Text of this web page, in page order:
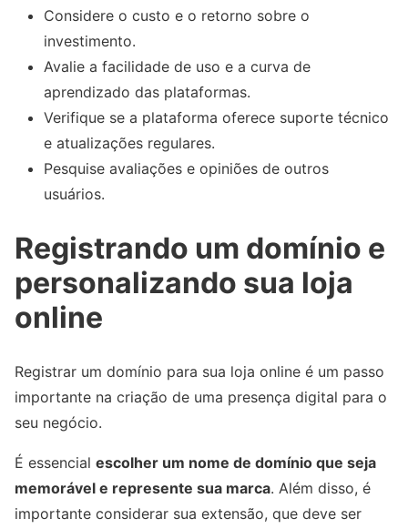
Considere o custo e o retorno sobre o
investimento.
Avalie a facilidade de uso e a curva de
aprendizado das plataformas.
Verifique se a plataforma oferece suporte técnico
e atualizações regulares.
Pesquise avaliações e opiniões de outros
usuários.
Registrando um domínio e
personalizando sua loja
online
Registrar um domínio para sua loja online é um passo
importante na criação de uma presença digital para o
seu negócio.
É essencial escolher um nome de domínio que seja
memorável e represente sua marca. Além disso, é
importante considerar sua extensão, que deve ser